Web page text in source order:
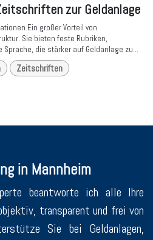
zur Geldanlage
Ein großer Vorteil von
Sie bieten feste Rubriken,
die stärker auf Geldanlage zu...
Zeitschriften
in Mannheim
beantworte ich alle Ihre
transparent und frei von
Sie bei Geldanlagen,